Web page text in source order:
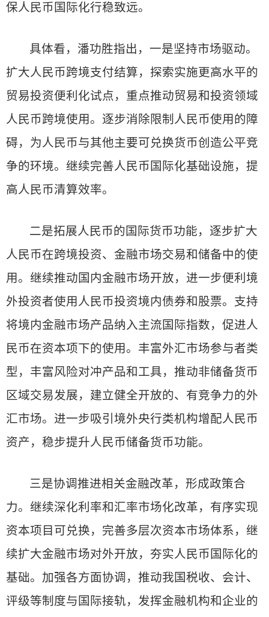
保人民币国际化行稳致远。
具体看，潘功胜指出，一是坚持市场驱动。
扩大人民币跨境支付结算，探索实施更高水平的
贸易投资便利化试点，重点推动贸易和投资领域
人民币跨境使用。逐步消除限制人民币使用的障
碍，为人民币与其他主要可兑换货币创造公平竞
争的环境。继续完善人民币国际化基础设施，提
高人民币清算效率。
二是拓展人民币的国际货币功能，逐步扩大
人民币在跨境投资、金融市场交易和储备中的使
用。继续推动国内金融市场开放，进一步便利境
外投资者使用人民币投资境内债券和股票。支持
将境内金融市场产品纳入主流国际指数，促进人
民币在资本项下的使用。丰富外汇市场参与者类
型，丰富风险对冲产品和工具，推动非储备货币
区域交易发展，建立健全开放的、有竞争力的外
汇市场。进一步吸引境外央行类机构增配人民币
资产，稳步提升人民币储备货币功能。
三是协调推进相关金融改革，形成政策合
力。继续深化利率和汇率市场化改革，有序实现
资本项目可兑换，完善多层次资本市场体系，继
续扩大金融市场对外开放，夯实人民币国际化的
基础。加强各方面协调，推动我国税收、会计、
评级等制度与国际接轨，发挥金融机构和企业的